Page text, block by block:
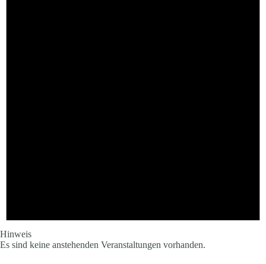
Hinweis
Es sind keine anstehenden Veranstaltungen vorhanden.